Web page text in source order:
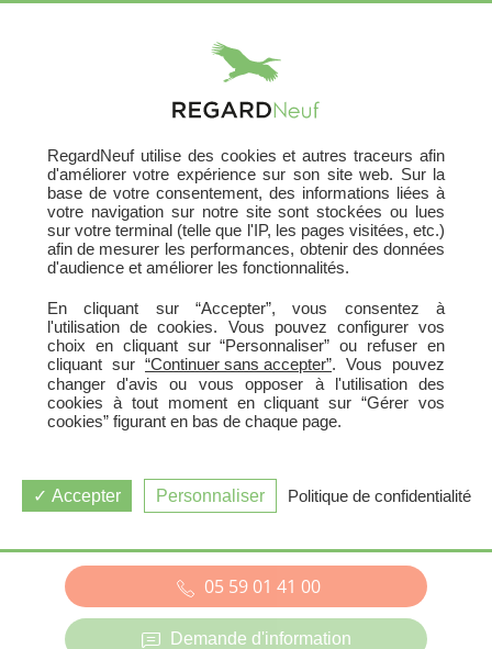
SERENITE
SAINT-MARTIN-DE-SEIGNANX (40)
05 59 01 41 00
Demande d'information
RegardNeuf utilise des cookies et autres traceurs afin
d'améliorer votre expérience sur son site web. Sur la
base de votre consentement, des informations liées à
votre navigation sur notre site sont stockées ou lues
sur votre terminal (telle que l'IP, les pages visitées, etc.)
afin de mesurer les performances, obtenir des données
d'audience et améliorer les fonctionnalités.
En cliquant sur “Accepter”, vous consentez à
l'utilisation de cookies. Vous pouvez configurer vos
choix en cliquant sur “Personnaliser” ou refuser en
cliquant sur “Continuer sans accepter”. Vous pouvez
changer d'avis ou vous opposer à l'utilisation des
cookies à tout moment en cliquant sur “Gérer vos
cookies” figurant en bas de chaque page.
Accepter Personnaliser Politique de confidentialité